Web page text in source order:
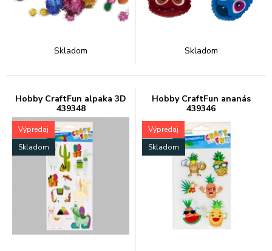
Skladom Skladom
Hobby CraftFun alpaka 3D
439348
Výpredaj
Skladom
Hobby CraftFun ananás
439346
Výpredaj
Skladom